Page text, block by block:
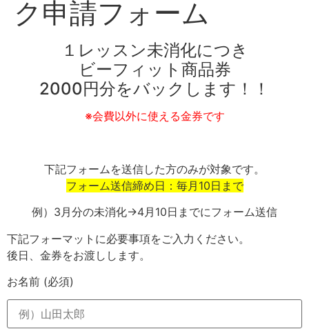
ク申請フォーム
１レッスン未消化につき
ビーフィット商品券
2000円分をバックします！！
※会費以外に使える金券です
下記フォームを送信した方のみが対象です。
フォーム送信締め日：毎月10日まで
例）3月分の未消化→4月10日までにフォーム送信
下記フォーマットに必要事項をご入力ください。
後日、金券をお渡しします。
お名前 (必須)